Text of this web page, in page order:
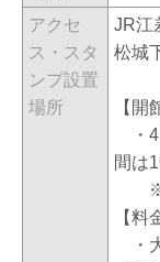
アクセ
ス・スタ
ンプ設置
場所
JR江
松城
【開
・4
間は
※休
【料
・